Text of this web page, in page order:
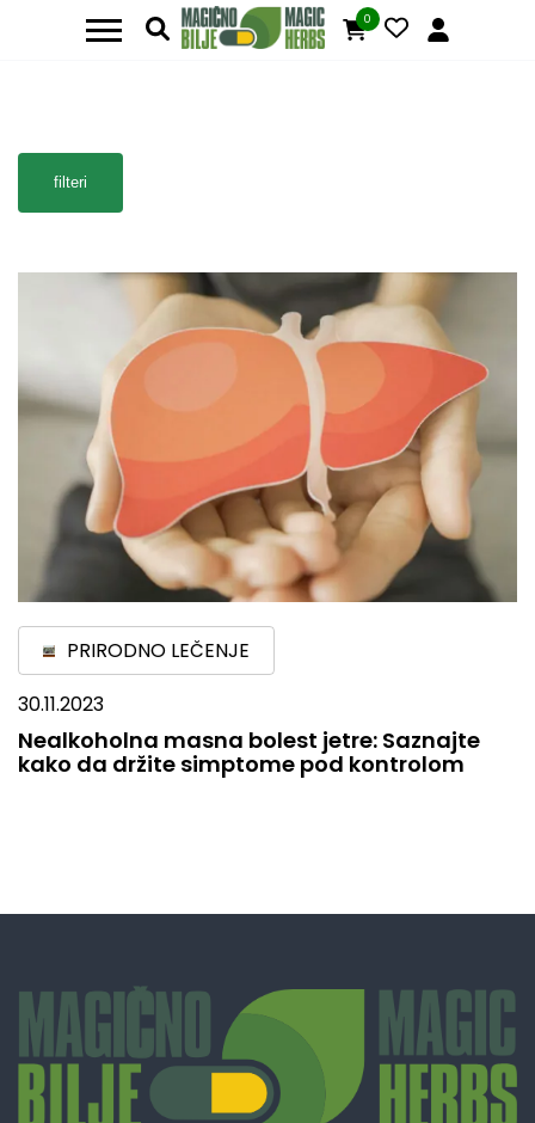
0
filteri
PRIRODNO LEČENJE
30.11.2023
Nealkoholna masna bolest jetre: Saznajte
kako da držite simptome pod kontrolom